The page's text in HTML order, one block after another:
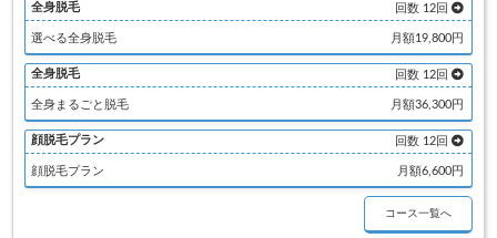
全身脱毛 回数 12回
選べる全身脱毛 月額19,800円
全身脱毛 回数 12回
全身まるごと脱毛 月額36,300円
顔脱毛プラン 回数 12回
顔脱毛プラン 月額6,600円
コース一覧へ